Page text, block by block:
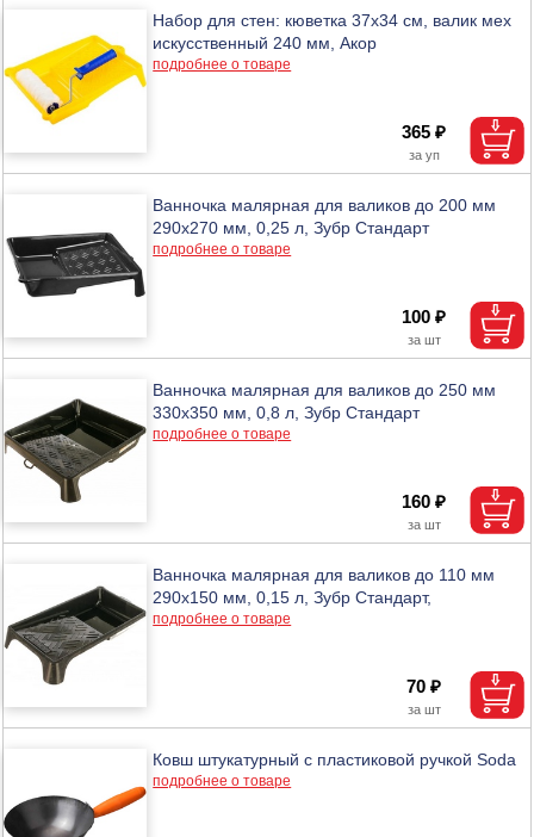
Набор для стен: кюветка 37х34 см, валик мех
искусственный 240 мм, Акор
подробнее о товаре
365 ₽
Ванночка малярная для валиков до 200 мм
290х270 мм, 0,25 л, Зубр Стандарт
подробнее о товаре
100 ₽
Ванночка малярная для валиков до 250 мм
330х350 мм, 0,8 л, Зубр Стандарт
подробнее о товаре
160 ₽
Ванночка малярная для валиков до 110 мм
290х150 мм, 0,15 л, Зубр Стандарт,
подробнее о товаре
70 ₽
Ковш штукатурный с пластиковой ручкой Soda
подробнее о товаре